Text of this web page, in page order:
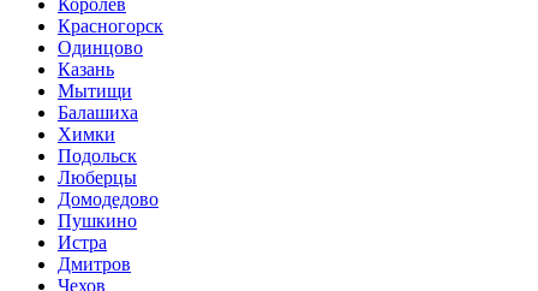
Королев
Красногорск
Одинцово
Казань
Мытищи
Балашиха
Химки
Подольск
Люберцы
Домодедово
Пушкино
Истра
Дмитров
Чехов